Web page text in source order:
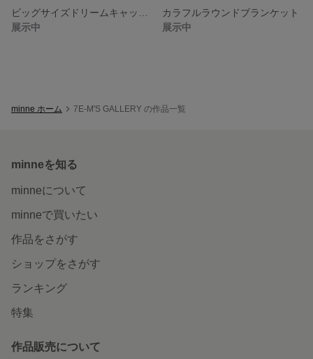
展示中
カラフルラウンドブランケット
展示中
minne ホーム 7E-M'S GALLERY の作品一覧
minneを知る
minneについて
minneで買いたい
作品をさがす
ショップをさがす
ランキング
特集
作品販売について